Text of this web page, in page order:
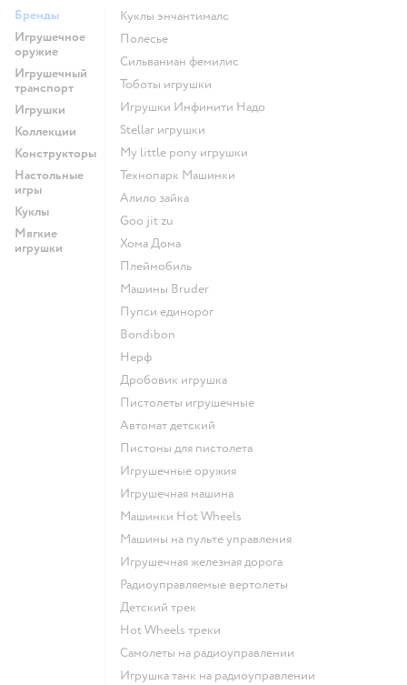
Бренды
Игрушечное
оружие
Игрушечный
транспорт
Игрушки
Коллекции
Конструкторы
Настольные
игры
Куклы
Мягкие
игрушки
Куклы энчантималс
Полесье
Сильваниан фемилис
Тоботы игрушки
Игрушки Инфинити Надо
Stellar игрушки
my little pony игрушки
Технопарк Машинки
Алило зайка
Goo jit zu
Хома Дома
Плеймобиль
Машины Bruder
Пупси единорог
Bondibon
Нерф
Дробовик игрушка
Пистолеты игрушечные
Автомат детский
Пистоны для пистолета
Игрушечные оружия
Игрушечная машина
Машинки Hot Wheels
Машины на пульте управления
Игрушечная железная дорога
Радиоуправляемые вертолеты
Детский трек
Hot Wheels треки
Самолеты на радиоуправлении
Игрушка танк на радиоуправлении